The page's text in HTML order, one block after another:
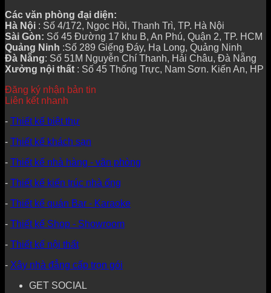
Các văn phòng đại diện:
Hà Nội : Số 4/172, Ngọc Hồi, Thanh Trì, TP. Hà Nội
Sài Gòn: Số 45 Đường 17 khu B, An Phú, Quận 2, TP. HCM
Quảng Ninh :Số 289 Giếng Đáy, Hạ Long, Quảng Ninh
Đà Nẵng: Số 51M Nguyễn Chí Thanh, Hải Châu, Đà Nẵng
Xưởng nội thất : Số 45 Thống Trực, Nam Sơn. Kiến An, HP
Đăng ký nhận bản tin
Liên kết nhanh
- Thiết kế biệt thự
- Thiết kế khách sạn
- Thiết kế nhà hàng - văn phòng
- Thiết kế kiến trúc nhà ống
- Thiết kế quán Bar - Karaoke
- Thiết kế Shop - Showroom
- Thiết kế nội thất
- Xây nhà đẳng cấp trọn gói
GET SOCIAL